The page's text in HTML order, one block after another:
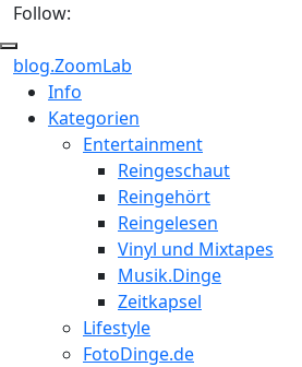
Follow:
blog.ZoomLab
ZoomLab
//
Info
Kategorien
Entertainment
Reingeschaut
Reingehört
Reingelesen
Vinyl und Mixtapes
Musik.Dinge
Zeitkapsel
Lifestyle
FotoDinge.de